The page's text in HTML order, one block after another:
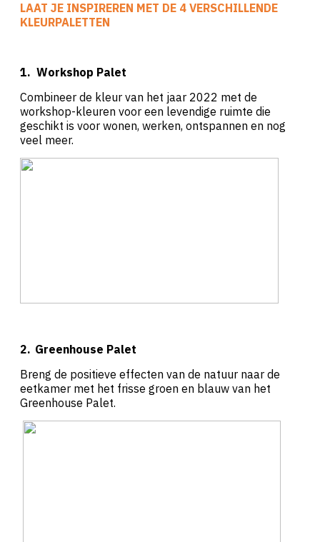
LAAT JE INSPIREREN MET DE 4 VERSCHILLENDE
KLEURPALETTEN
1. Workshop Palet
Combineer de kleur van het jaar 2022 met de
workshop-kleuren voor een levendige ruimte die
geschikt is voor wonen, werken, ontspannen en nog
veel meer.
2. Greenhouse Palet
Breng de positieve effecten van de natuur naar de
eetkamer met het frisse groen en blauw van het
Greenhouse Palet.